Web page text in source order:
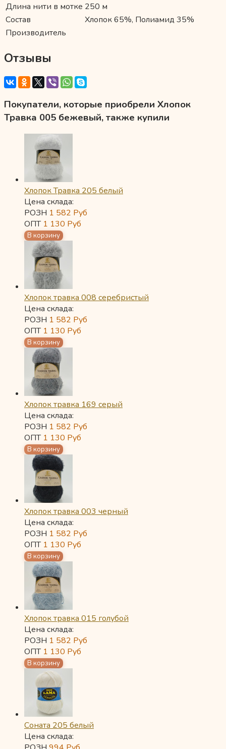
Длина нити в мотке 250 м
Состав
Хлопок 65%, Полиамид 35%
Производитель
Отзывы
Покупатели, которые приобрели Хлопок
Травка 005 бежевый, также купили
Хлопок Травка 205 белый
Цена склада:
РОЗН 1 582 Руб
ОПТ 1 130 Руб
Хлопок травка 008 серебристый
Цена склада:
РОЗН 1 582 Руб
ОПТ 1 130 Руб
Хлопок травка 169 серый
Цена склада:
РОЗН 1 582 Руб
ОПТ 1 130 Руб
Хлопок травка 003 черный
Цена склада:
РОЗН 1 582 Руб
ОПТ 1 130 Руб
Хлопок травка 015 голубой
Цена склада:
РОЗН 1 582 Руб
ОПТ 1 130 Руб
Соната 205 белый
Цена склада: